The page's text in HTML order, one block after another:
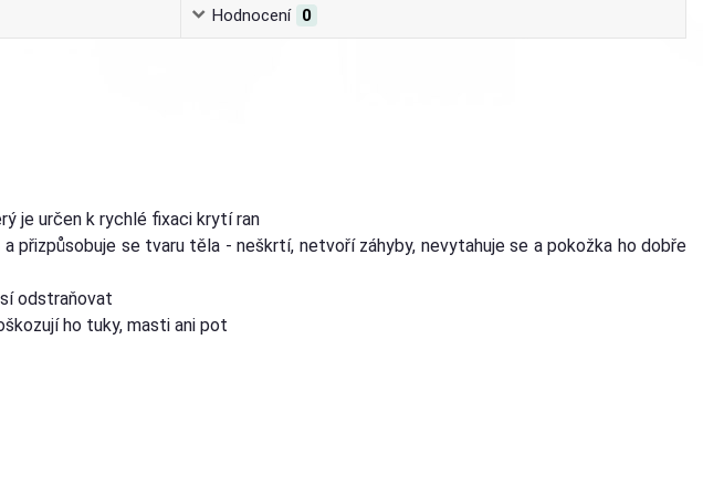
Hodnocení 0
je určen k rychlé fixaci krytí ran
přizpůsobuje se tvaru těla - neškrtí, netvoří záhyby, nevytahuje se a pokožka ho dobře
odstraňovat
ho tuky, masti ani pot